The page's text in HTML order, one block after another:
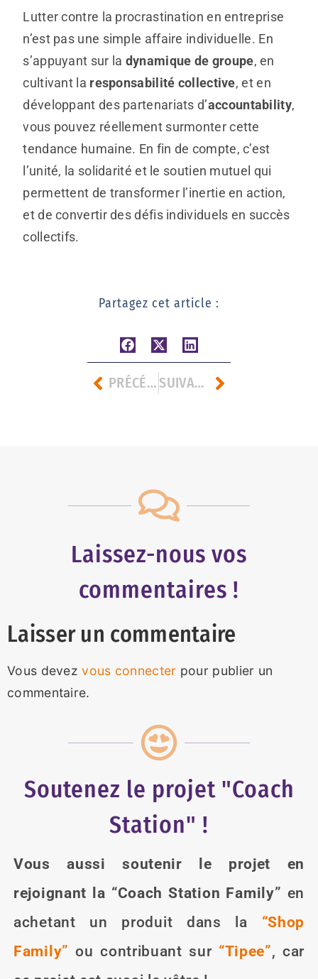
Lutter contre la procrastination en entreprise
n’est pas une simple affaire individuelle. En
s’appuyant sur la dynamique de groupe, en
cultivant la responsabilité collective, et en
développant des partenariats d’accountability,
vous pouvez réellement surmonter cette
tendance humaine. En fin de compte, c’est
l’unité, la solidarité et le soutien mutuel qui
permettent de transformer l’inertie en action,
et de convertir des défis individuels en succès
collectifs.
Partagez cet article :
PRÉCÉDENT SUIVANT
Laissez-nous vos
commentaires !
Laisser un commentaire
Vous devezvous connecter pour publier un
commentaire.
Soutenez le projet "Coach
Station" !
Vous aussi soutenir le projet en
rejoignant la “Coach Station Family” en
achetant un produit dans la “Shop
Family” ou contribuant sur “Tipee”, car